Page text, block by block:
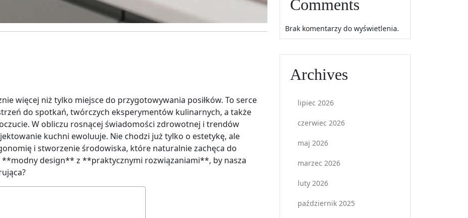
więcej niż tylko miejsce do przygotowywania posiłków. To serce
do spotkań, twórczych eksperymentów kulinarnych, a także
W obliczu rosnącej świadomości zdrowotnej i trendów
kuchni ewoluuje. Nie chodzi już tylko o estetykę, ale
i stworzenie środowiska, które naturalnie zachęca do
**modny design** z **praktycznymi rozwiązaniami**, by nasza
Comments
Brak komentarzy do wyświetlenia.
Archives
lipiec 2026
czerwiec 2026
maj 2026
marzec 2026
luty 2026
październik 2025